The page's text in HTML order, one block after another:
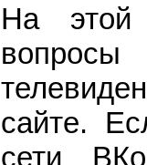
На этой
сайте.
сети